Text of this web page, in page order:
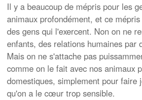
Il y a beaucoup de mépris pour les
animaux profondément, et ce
des gens qui l'exercent. Non on ne
enfants, des relations humaines par
Mais on ne s'attache pas
comme on le fait avec nos animaux
domestiques, simplement pour faire
qu'on a le cœur trop sensible.